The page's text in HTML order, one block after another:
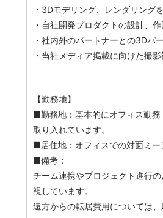
・3Dモデリング、レンダリング
・自社開発プロダクトの設計、
・社内外のパートナーとの3Dパ
・当社メディア掲載に向けた撮
【勤務地】
■勤務地：基本的にオフィス勤
取り入れています。
■居住地：オフィスでの対面ミー
■備考：
チーム連携やプロジェクト進行
視しています。
遠方からの転居費用については、